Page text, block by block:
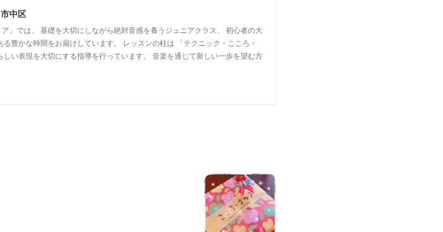
中区
」では、 基礎を大切にしながら絶対音感を養うジュニアクラス、 初心者の大
豊かな時間をお届けしています。 レッスンの柱は 「テクニック・こころ・
い表現を大切にする指導を行っています。 音楽を通じて新しい一歩を望む方